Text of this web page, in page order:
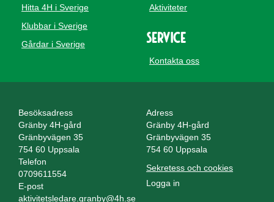
Hitta 4H i Sverige
Klubbar i Sverige
Gårdar i Sverige
Aktiviteter
Service
Kontakta oss
Besöksadress
Gränby 4H-gård
Gränbyvägen 35
754 60 Uppsala
Adress
Gränby 4H-gård
Gränbyvägen 35
754 60 Uppsala
Telefon
0709611554
E-post
aktivitetsledare.granby@4h.se
Sekretess och cookies
Logga in